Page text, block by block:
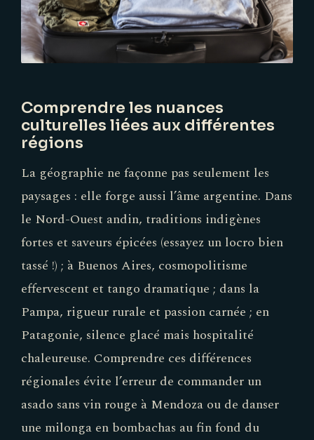
Comprendre les nuances
culturelles liées aux différentes
régions
La géographie ne façonne pas seulement les
paysages : elle forge aussi l’âme argentine. Dans
le Nord-Ouest andin, traditions indigènes
fortes et saveurs épicées (essayez un locro bien
tassé !) ; à Buenos Aires, cosmopolitisme
effervescent et tango dramatique ; dans la
Pampa, rigueur rurale et passion carnée ; en
Patagonie, silence glacé mais hospitalité
chaleureuse. Comprendre ces différences
régionales évite l’erreur de commander un
asado sans vin rouge à Mendoza ou de danser
une milonga en bombachas au fin fond du